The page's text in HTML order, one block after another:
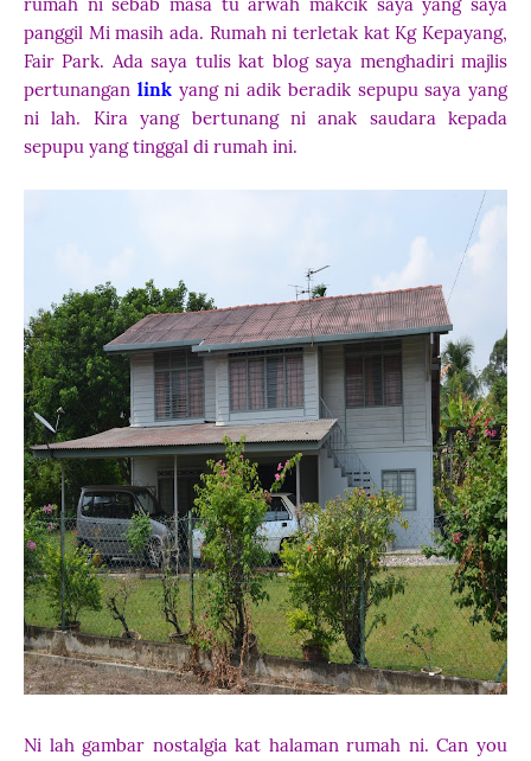
panggil Mi masih ada. Rumah ni terletak kat Kg Kepayang,
Fair Park. Ada saya tulis kat blog saya menghadiri majlis
pertunangan link yang ni adik beradik sepupu saya yang
ni lah. Kira yang bertunang ni anak saudara kepada
sepupu yang tinggal di rumah ini.
Ni lah gambar nostalgia kat halaman rumah ni. Can you